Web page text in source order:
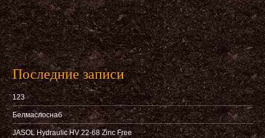
Последние записи
123
Белмаслоснаб
JASOL Hydraulic HV 22-68 Zinc Free